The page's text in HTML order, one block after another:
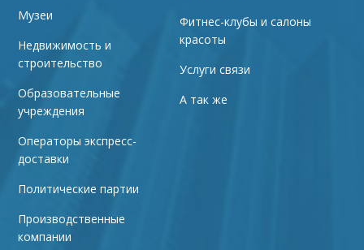
Музеи
Недвижимость и
строительство
Образовательные
учреждения
Операторы экспресс-
доставки
Политические партии
Производственные
компании
Фитнес-клубы и салоны
красоты
Услуги связи
А так же